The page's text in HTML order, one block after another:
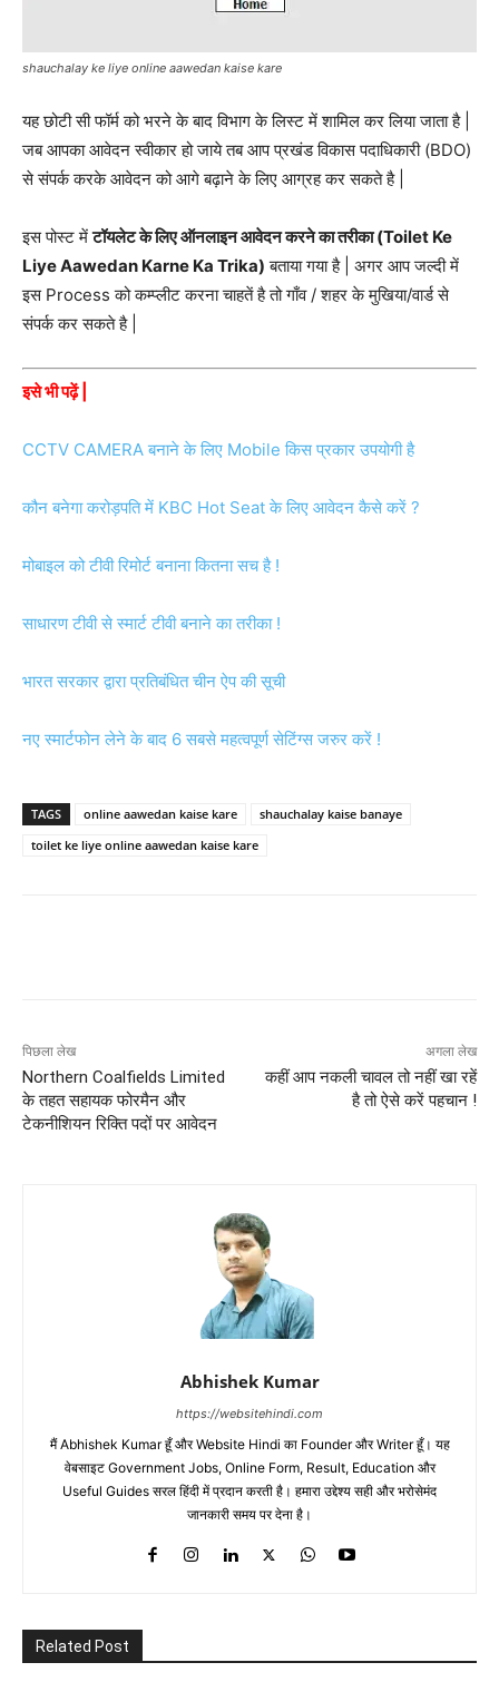
shauchalay ke liye online aawedan kaise kare
यह छोटी सी फॉर्म को भरने के बाद विभाग के लिस्ट में शामिल कर लिया जाता है |
जब आपका आवेदन स्वीकार हो जाये तब आप प्रखंड विकास पदाधिकारी (BDO)
से संपर्क करके आवेदन को आगे बढ़ाने के लिए आग्रह कर सकते है |
इस पोस्ट मेंटॉयलेट के लिए ऑनलाइन आवेदन करने का तरीका (Toilet Ke
Liye Aawedan Karne Ka Trika) बताया गया है | अगर आप जल्दी में
इस Process को कम्प्लीट करना चाहतें है तो गाँव / शहर के मुखिया/वार्ड से
संपर्क कर सकते है |
इसे भी पढ़ें |
CCTV CAMERA बनाने के लिए Mobile किस प्रकार उपयोगी है
कौन बनेगा करोड़पति में KBC Hot Seat के लिए आवेदन कैसे करें ?
मोबाइल को टीवी रिमोर्ट बनाना कितना सच है !
साधारण टीवी से स्मार्ट टीवी बनाने का तरीका !
भारत सरकार द्वारा प्रतिबंधित चीन ऐप की सूची
नए स्मार्टफोन लेने के बाद 6 सबसे महत्वपूर्ण सेटिंग्स जरुर करें !
TAGS online aawedan kaise kare
shauchalay kaise banaye
toilet ke liye online aawedan kaise kare
पिछला लेख
Northern Coalfields Limited
के तहत सहायक फोरमैन और
टेकनीशियन रिक्ति पदों पर आवेदन
अगला लेख
कहीं आप नकली चावल तो नहीं खा रहें
है तो ऐसे करें पहचान !
Abhishek Kumar
https://websitehindi.com
मैं Abhishek Kumar हूँ और Website Hindi का Founder और Writer हूँ। यह
वेबसाइट Government Jobs, Online Form, Result, Education और
Useful Guides सरल हिंदी में प्रदान करती है। हमारा उद्देश्य सही और भरोसेमंद
जानकारी समय पर देना है।
Related Post